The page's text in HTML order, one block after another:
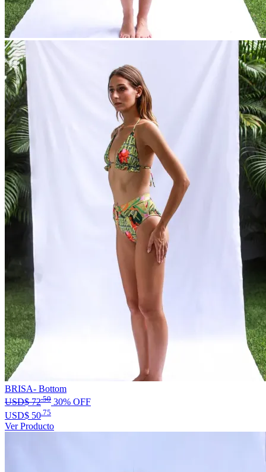
BRISA- Bottom
USD$72.50 30% OFF
USD$ 50 .75
Ver Producto